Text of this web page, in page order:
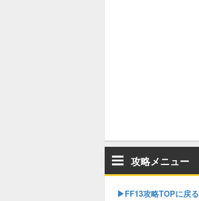
攻略メニュー
▶︎FF13攻略TOPに戻る